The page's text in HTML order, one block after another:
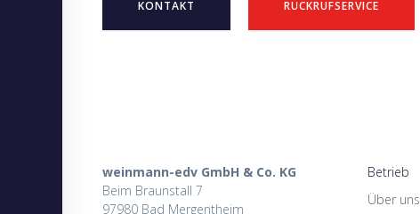
KONTAKT RÜCKRUFSERVICE
weinmann-edv GmbH & Co. KG
Beim Braunstall 7
97980 Bad Mergentheim
Betrieb
Über uns